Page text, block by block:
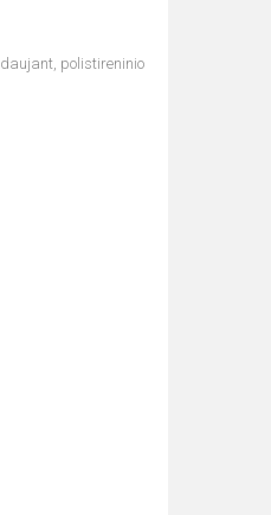
polistireninio